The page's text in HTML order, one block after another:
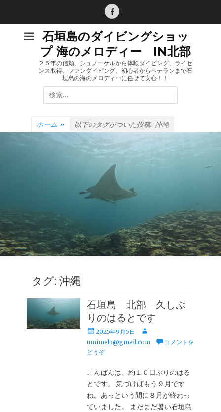
Facebook
石垣島のダイビングショッ
プ 海のメロディー IN北部
２５年の信頼、シュノーケルから体験ダイビング、ライセ
ンス取得、ファンダイビング、初心者からベテランまで石
垣島の海のメロディーに任せて安心！！
検
索:
ホーム » 以下のタグがついた投稿: 沖縄
タグ: 沖縄
石垣島 北部 久しぶ
りのはるとです
投
稿
日
2025年9月5日
投
稿
umimelo@gmail.com
コメントを
どうぞ
こんばんは、約１０日ぶりのはる
とです。 気づけばもう９月です
ね。あっという間に８月が終わっ
ていました。 まだまだ暑い石垣島